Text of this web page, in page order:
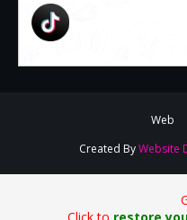
Web
Created ByWebsite